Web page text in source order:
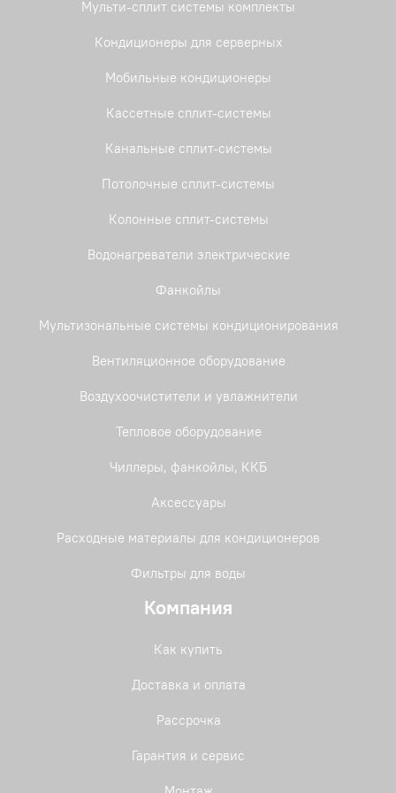
Мульти-сплит системы комплекты
Кондиционеры для серверных
Мобильные кондиционеры
Кассетные сплит-системы
Канальные сплит-системы
Потолочные сплит-системы
Колонные сплит-системы
Водонагреватели электрические
Фанкойлы
Мультизональные системы кондиционирования
Вентиляционное оборудование
Воздухоочистители и увлажнители
Тепловое оборудование
Чиллеры, фанкойлы, ККБ
Аксессуары
Расходные материалы для кондиционеров
Фильтры для воды
Компания
Как купить
Доставка и оплата
Рассрочка
Гарантия и сервис